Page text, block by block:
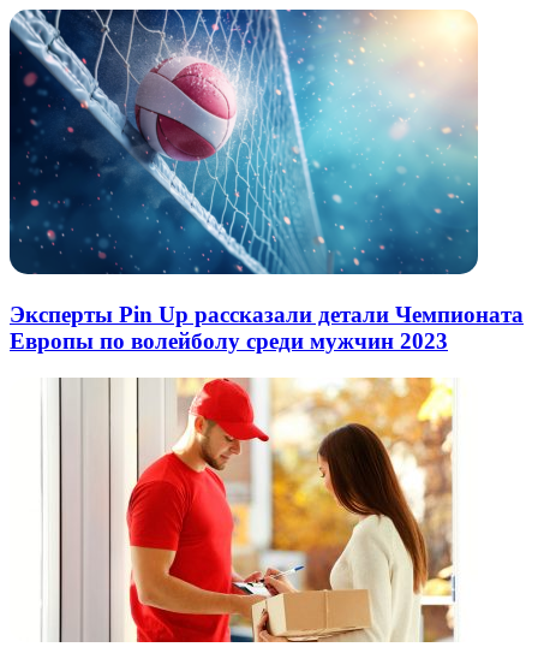
Эксперты Pin Up рассказали детали Чемпионата
Европы по волейболу среди мужчин 2023